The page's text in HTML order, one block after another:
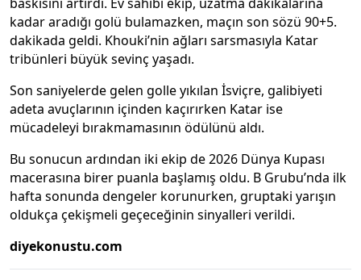
baskısını artırdı. Ev sahibi ekip, uzatma dakikalarına
kadar aradığı golü bulamazken, maçın son sözü 90+5.
dakikada geldi. Khouki’nin ağları sarsmasıyla Katar
tribünleri büyük sevinç yaşadı.
Son saniyelerde gelen golle yıkılan İsviçre, galibiyeti
adeta avuçlarının içinden kaçırırken Katar ise
mücadeleyi bırakmamasının ödülünü aldı.
Bu sonucun ardından iki ekip de 2026 Dünya Kupası
macerasına birer puanla başlamış oldu. B Grubu’nda ilk
hafta sonunda dengeler korunurken, gruptaki yarışın
oldukça çekişmeli geçeceğinin sinyalleri verildi.
diyekonustu.com